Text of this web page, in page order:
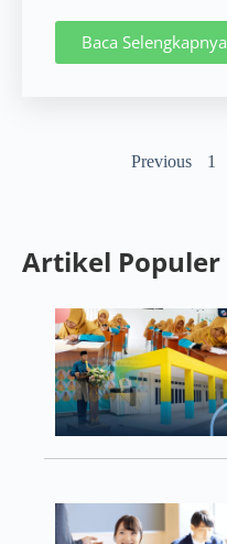
Baca Selengkapnya
Previous 1
Artikel Populer